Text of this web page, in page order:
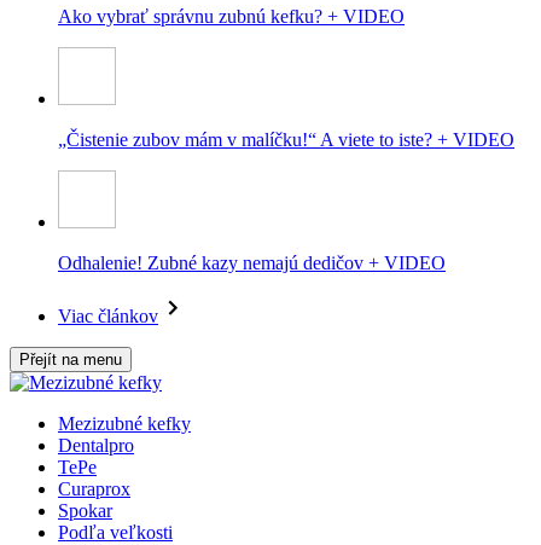
Ako vybrať správnu zubnú kefku? + VIDEO
„Čistenie zubov mám v malíčku!“ A viete to iste? + VIDEO
Odhalenie! Zubné kazy nemajú dedičov + VIDEO
Viac článkov
Přejít na menu
Mezizubné kefky
Dentalpro
TePe
Curaprox
Spokar
Podľa veľkosti